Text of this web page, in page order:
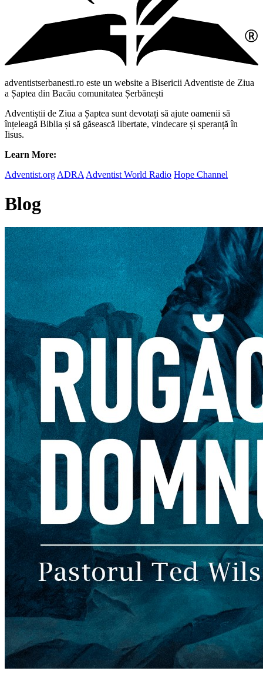
adventistserbanesti.ro este un website a Bisericii Adventiste de Ziua
a Șaptea din Bacău comunitatea Șerbănești
Adventiștii de Ziua a Șaptea sunt devotați să ajute oamenii să
înțeleagă Biblia și să găsească libertate, vindecare și speranță în
Iisus.
Learn More:
Adventist.org ADRA Adventist World Radio Hope Channel
Blog